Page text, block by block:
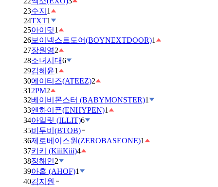
23수지 1
24TXT1
25아이딧1
26보이넥스트도어(BOYNEXTDOOR)1
27장원영2
28소녀시대6
29김혜윤1
30에이티즈(ATEEZ)2
31 2PM2
32베이비몬스터 (BABYMONSTER)1
33엔하이픈(ENHYPEN)1
34아일릿 (ILLIT)6
35비투비(BTOB)
36제로베이스원(ZEROBASEONE)1
37키키 (KiiiKiii)4
38정해인2
39아홉 (AHOF)1
40김지원